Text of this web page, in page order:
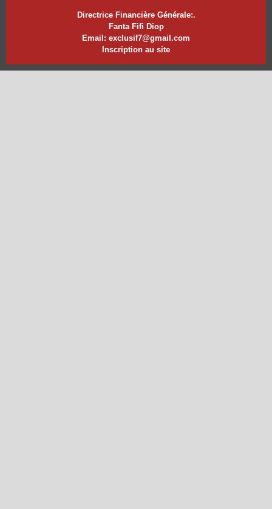
Directrice Financière Générale:.
Fanta Fifi Diop
Email: exclusif7@gmail.com
Inscription au site